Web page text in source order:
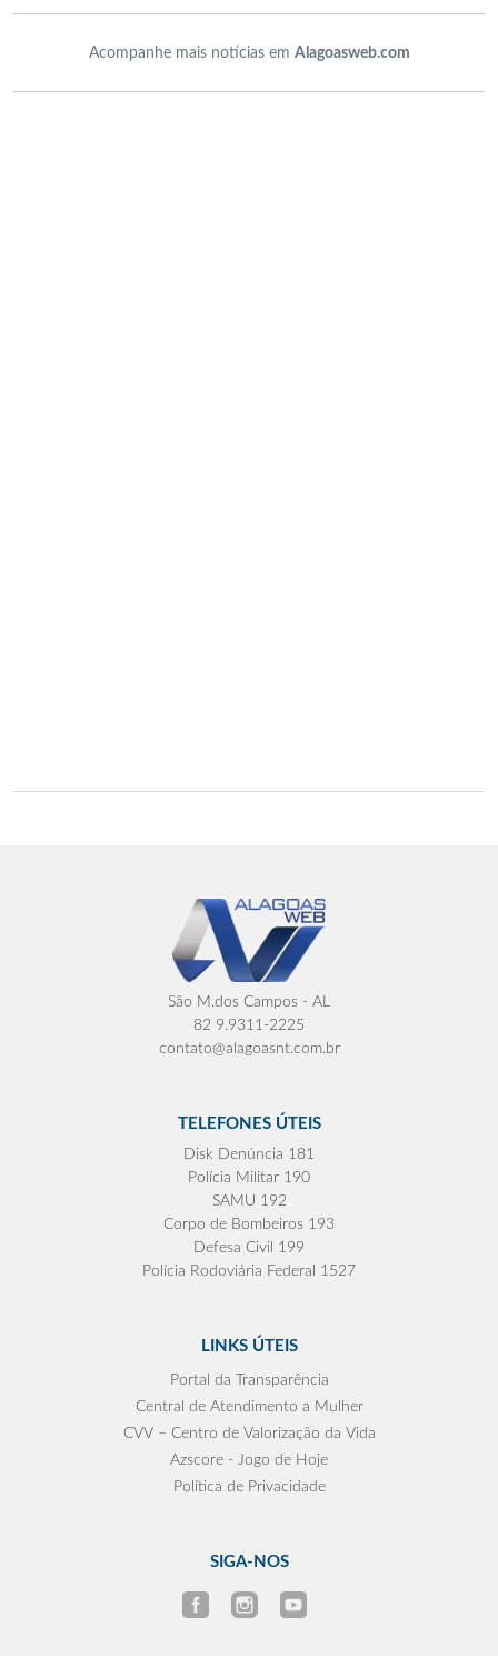
Acompanhe mais notícias em Alagoasweb.com
São M.dos Campos - AL
82 9.9311-2225
contato@alagoasnt.com.br
TELEFONES ÚTEIS
Disk Denúncia 181
Polícia Militar 190
SAMU 192
Corpo de Bombeiros 193
Defesa Civil 199
Polícia Rodoviária Federal 1527
LINKS ÚTEIS
Portal da Transparência
Central de Atendimento a Mulher
CVV – Centro de Valorização da Vida
Azscore - Jogo de Hoje
Política de Privacidade
SIGA-NOS